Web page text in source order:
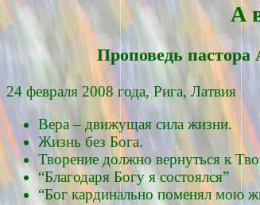
А
Проповедь
24 февраля 2008 года, Рига, Латвия
Вера – движущая сила жизни.
Жизнь без Бога.
Творение должно вернуться к
“Благодаря Богу я состоялся”
“Бог кардинально поменял мою